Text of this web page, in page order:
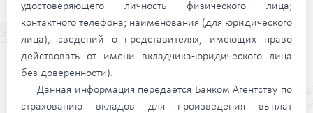
удостоверяющего личность физического лица;
контактного телефона; наименования (для юридического
лица), сведений о представителях, имеющих право
действовать от имени вкладчика-юридического лица
без доверенности).
Данная информация передается Банком Агентству по
страхованию вкладов для произведения выплат